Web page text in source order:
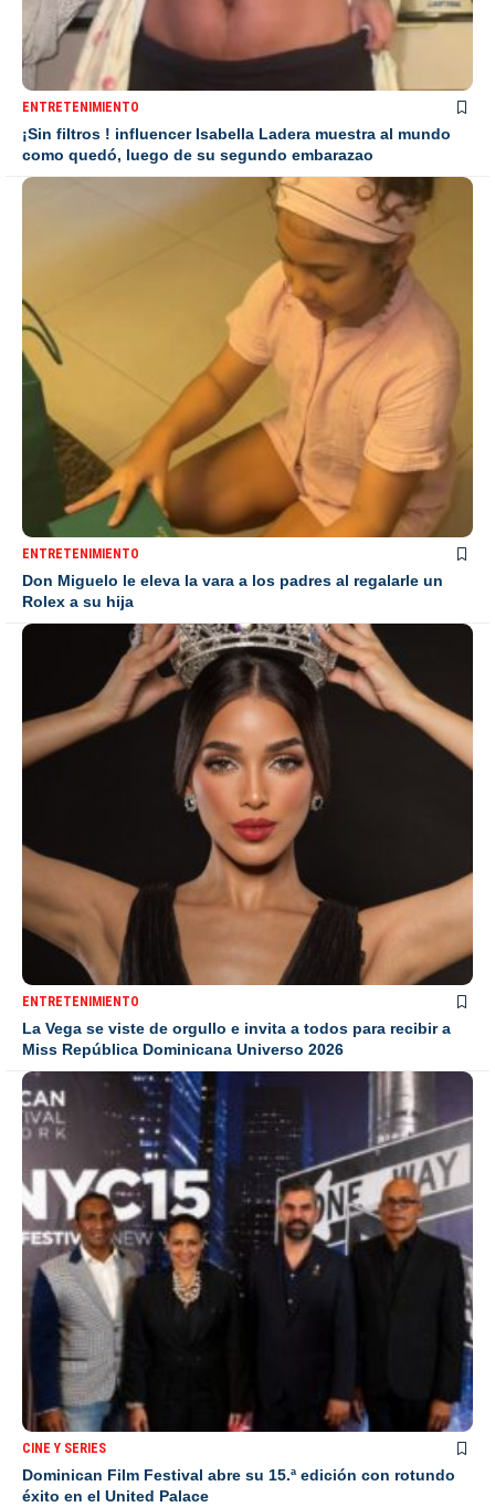
ENTRETENIMIENTO
¡Sin filtros ! influencer Isabella Ladera muestra al mundo
como quedó, luego de su segundo embarazao
ENTRETENIMIENTO
Don Miguelo le eleva la vara a los padres al regalarle un
Rolex a su hija
ENTRETENIMIENTO
La Vega se viste de orgullo e invita a todos para recibir a
Miss República Dominicana Universo 2026
CINE Y SERIES
Dominican Film Festival abre su 15.ª edición con rotundo
éxito en el United Palace